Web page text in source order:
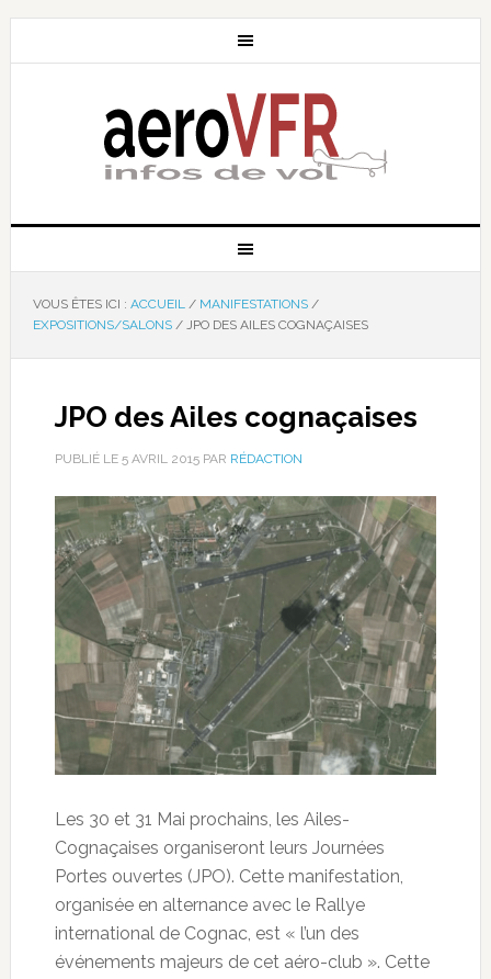
VOUS ÊTES ICI : ACCUEIL / MANIFESTATIONS /
EXPOSITIONS/SALONS /JPO DES AILES COGNAÇAISES
JPO des Ailes cognaçaises
PUBLIÉ LE 5 AVRIL 2015PAR RÉDACTION
Les 30 et 31 Mai prochains, les Ailes-
Cognaçaises organiseront leurs Journées
Portes ouvertes (JPO). Cette manifestation,
organisée en alternance avec le Rallye
international de Cognac, est « l’un des
événements majeurs de cet aéro-club ». Cette